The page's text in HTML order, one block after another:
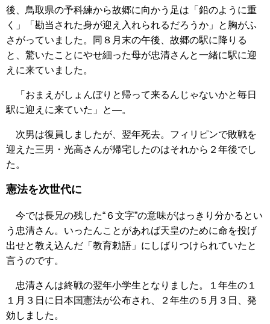
後、鳥取県の予科練から故郷に向かう足は「鉛のように重
く」「勘当された身が迎え入れられるだろうか」と胸がふ
さがっていました。同８月末の午後、故郷の駅に降りる
と、驚いたことにやせ細った母が忠清さんと一緒に駅に迎
えに来ていました。
「おまえがしょんぼりと帰って来るんじゃないかと毎日
駅に迎えに来ていた」と―。
次男は復員しましたが、翌年死去。フィリピンで敗戦を
迎えた三男・光高さんが帰宅したのはそれから２年後でし
た。
憲法を次世代に
今では長兄の残した“６文字”の意味がはっきり分かるとい
う忠清さん。いったんことがあれば天皇のために命を投げ
出せと教え込んだ「教育勅語」にしばりつけられていたと
言うのです。
忠清さんは終戦の翌年小学生となりました。１年生の１
１月３日に日本国憲法が公布され、２年生の５月３日、発
効しました。